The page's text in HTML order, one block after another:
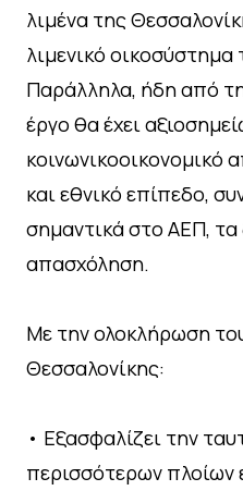
λιμένα της
λιμενικό
Παράλληλα, ήδη από
έργο θα έχει
και εθνικό επίπεδο,
σημαντικά στο ΑΕΠ,
απασχόληση.
Με την ολοκλήρωση
Θεσσαλονίκης:
• Εξασφαλίζει την
περισσότερων